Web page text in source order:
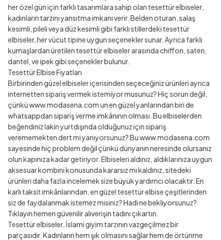
her özel gün için farklı tasarımlara sahip olan tesettür elbiseler,
kadınların tarzını yansıtma imkanı verir. Belden oturan, salaş
kesimli, pileli veya düz kesimli gibi farklı stillerdeki tesettür
elbiseler, her vücut tipine uygun seçenekler sunar. Ayrıca farklı
kumaşlardan üretilen tesettür elbiseler arasında chiffon, saten,
dantel, ve ipek gibi seçenekler bulunur.
Tesettür Elbise Fiyatları
Birbirinden güzel elbiseler içerisinden seçeceğiniz ürünleri ayrıca
internetten sipariş vermek istemiyor musunuz? Hiç sorun değil,
çünkü www.modasena.com un en güzel yanlarından biri de
whatsappdan sipariş verme imkânının olması. Bu elbiselerden
beğendiniz lakin yurtdışında olduğunuz için sipariş
verememekten dert mi yanıyorsunuz? Bu www.modasena.com
sayesinde hiç problem değil çünkü dünyanın neresinde olursanız
olun kapınıza kadar getiriyor. Elbiseleri aldınız, aldıklarınıza uygun
aksesuar kombini konusunda kararsız mı kaldınız, sitedeki
ürünleri daha fazla incelemek size büyük yardımcı olacaktır. En
karlı taksit imkânlarından, en güzel tesettür elbise çeşitlerinden
siz de faydalanmak istemez misiniz? Hadi ne bekliyorsunuz?
Tıklayın hemen güvenilir alıverişin tadını çıkartın.
Tesettür elbiseler, İslami giyim tarzının vazgeçilmez bir
parçasıdır. Kadınların hem şık olmasını sağlar hem de örtünme